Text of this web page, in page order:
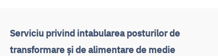
Serviciu privind intabularea posturilor de
transformare și de alimentare de medie